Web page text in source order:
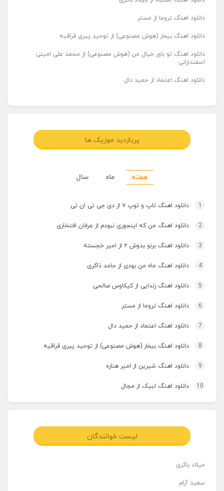
دانلود اهنگ تروما از مستر
دانلود اهنگ بیمار (هوش مصنوعی) از توحید پیری قراقیه
دانلود اهنگ تو باور خیال من (هوش مصنوعی) از محمد علی امینی
اسفندارانی
دانلود اهنگ اعتماد از حمید دال
پربازدید موزیک ها
هفته ماه سال
1 دانلود اهنگ تاپ و توپ ۷ از دی جی تی ان تی
2 دانلود اهنگ من که اینجوری نبودم از عرفان افتخاری
3 دانلود اهنگ برنو بدوش ۲ از امیر خجسته
4 دانلود اهنگ ماه من بودی از حامد ذاکری
5 دانلود اهنگ زندایی از کیکاوس صالحی
6 دانلود اهنگ تروما از مستر
7 دانلود اهنگ اعتماد از حمید دال
8 دانلود اهنگ بیمار (هوش مصنوعی) از توحید پیری قراقیه
9 دانلود اهنگ شیرین از امیر هناره
10 دانلود اهنگ لبیک از مجال
لیست خوانندگان
میلاد باکری
سعید آرام